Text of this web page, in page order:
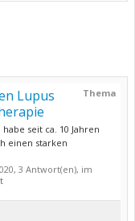
Thema
Lupus
seit ca. 10 Jahren
einen starken
, 3 Antwort(en), im